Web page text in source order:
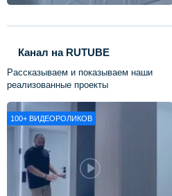
Канал на RUTUBE
Рассказываем и показываем наши
реализованные проекты
100+ ВИДЕОРОЛИКОВ